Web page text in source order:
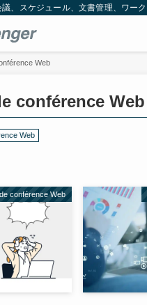
、スケジュール、文書管理、ワ
Web
conférence Web
Web
conférence Web